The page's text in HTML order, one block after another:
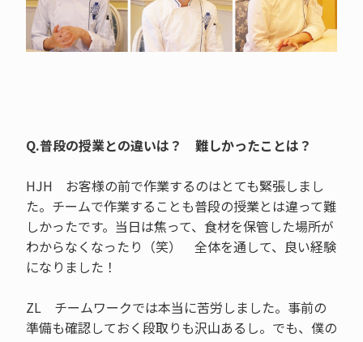
Q.普段の授業との違いは？ 難しかったことは？
HJH お客様の前で作業するのはとても緊張しまし
た。チームで作業することも普段の授業とは違って難
しかったです。当日は焦って、食材を保管した場所が
わからなくなったり（笑） 全体を通して、良い経験
になりました！
ZL チームワークでは本当に苦労しました。事前の
準備も確認しておく段取りも沢山あるし。でも、僕の